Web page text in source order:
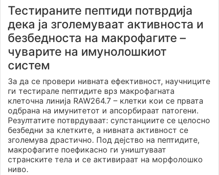
Тестираните пептиди потврдија
дека ја зголемуваат активноста и
безбедноста на макрофагите –
чуварите на имунолошкиот
систем
За да се провери нивната ефективност, научниците
ги тестирале пептидите врз макрофагната
клеточна линија RAW264.7 – клетки кои се првата
одбрана на имунитетот и апсорбираат патогени.
Резултатите потврдуваат: супстанциите се целосно
безбедни за клетките, а нивната активност се
зголемува драстично. Под дејство на пептидите,
макрофагите поефикасно ги уништуваат
странските тела и се активираат на морфолошко
ниво.